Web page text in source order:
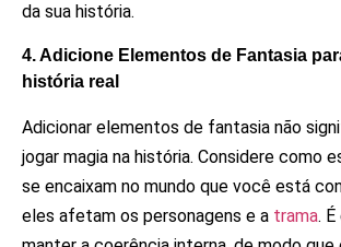
da sua história.
4. Adicione Elementos de Fantasia
história real
Adicionar elementos de fantasia não
jogar magia na história. Considere como
se encaixam no mundo que você está
eles afetam os personagens e a trama.